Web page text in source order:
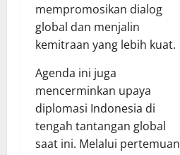
mempromosikan dialog
global dan menjalin
kemitraan yang lebih kuat.
Agenda ini juga
mencerminkan upaya
diplomasi Indonesia di
tengah tantangan global
saat ini. Melalui pertemuan